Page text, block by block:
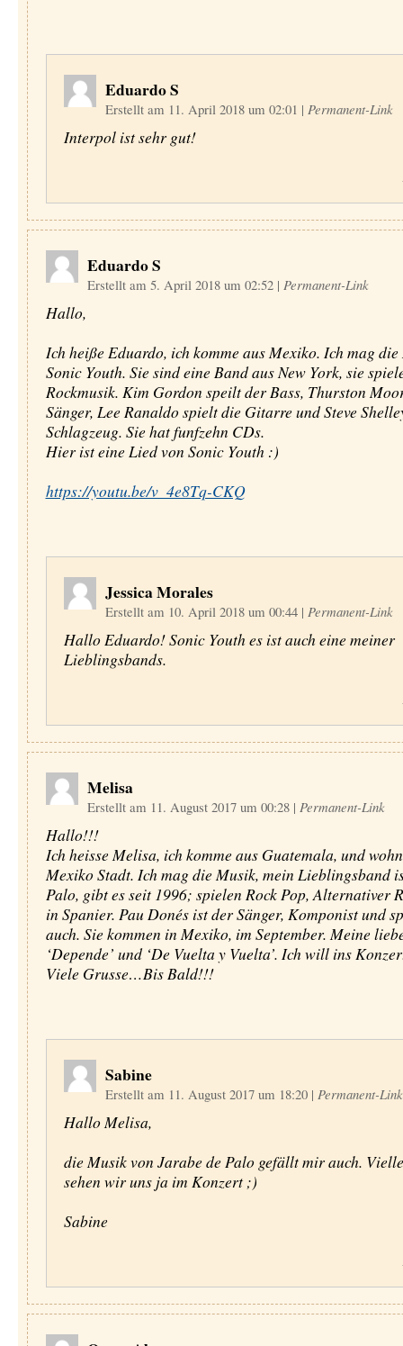
Eduardo S
Erstellt am 11. April 2018 um 02:01 | Permanent-Link
Interpol ist sehr gut!
Eduardo S
Erstellt am 5. April 2018 um 02:52 | Permanent-Link
Hallo,
Ich heiße Eduardo, ich komme aus Mexiko. Ich mag
Sonic Youth. Sie sind eine Band aus New York, sie
Rockmusik. Kim Gordon speilt der Bass, Thurston
Sänger, Lee Ranaldo spielt die Gitarre und Steve
Schlagzeug. Sie hat funfzehn CDs.
Hier ist eine Lied von Sonic Youth :)
https://youtu.be/v_4e8Tq-CKQ
Jessica Morales
Erstellt am 10. April 2018 um 00:44 | Permanent-Link
Hallo Eduardo! Sonic Youth es ist auch eine meiner
Lieblingsbands.
Melisa
Erstellt am 11. August 2017 um 00:28 | Permanent-Link
Hallo!!!
Ich heisse Melisa, ich komme aus Guatemala, und
Mexiko Stadt. Ich mag die Musik, mein Lieblingsband
Palo, gibt es seit 1996; spielen Rock Pop, Alternativer
in Spanier. Pau Donés ist der Sänger, Komponist und
auch. Sie kommen in Mexiko, im September. Meine
‘Depende’ und ‘De Vuelta y Vuelta’. Ich will ins
Viele Grusse…Bis Bald!!!
Sabine
Erstellt am 11. August 2017 um 18:20 | Permanent-Link
Hallo Melisa,
die Musik von Jarabe de Palo gefällt mir auch.
sehen wir uns ja im Konzert ;)
Sabine